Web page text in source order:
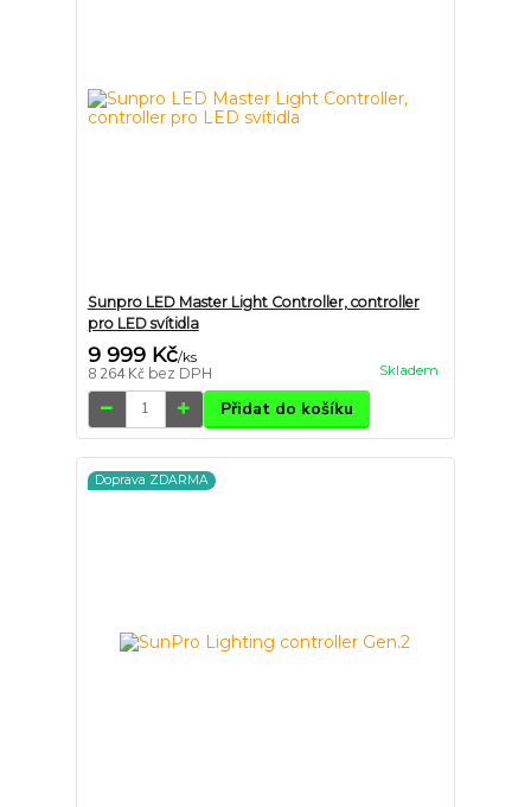
Sunpro LED Master Light Controller, controller
pro LED svítidla
9 999 Kč/ks
8 264 Kč bez DPH Skladem
Přidat do košíku
Doprava ZDARMA